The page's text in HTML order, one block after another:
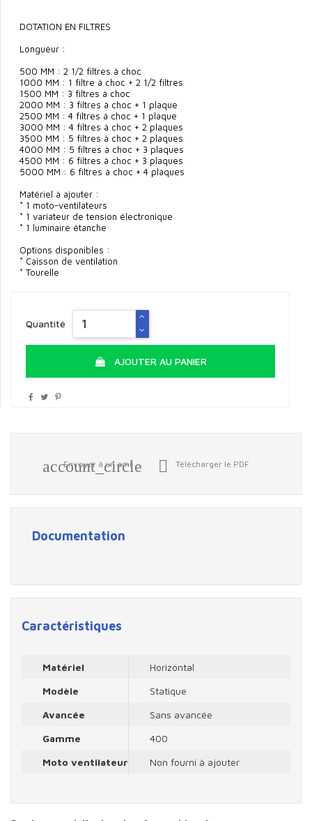
DOTATION EN FILTRES
Longueur :
500 MM : 2 1/2 filtres à choc
1000 MM : 1 filtre à choc + 2 1/2 filtres
1500 MM : 3 filtres à choc
2000 MM : 3 filtres à choc + 1 plaque
2500 MM : 4 filtres à choc + 1 plaque
3000 MM : 4 filtres à choc + 2 plaques
3500 MM : 5 filtres à choc + 2 plaques
4000 MM : 5 filtres à choc + 3 plaques
4500 MM : 6 filtres à choc + 3 plaques
5000 MM : 6 filtres à choc + 4 plaques
Matériel à ajouter :
* 1 moto-ventilateurs
* 1 variateur de tension électronique
* 1 luminaire étanche
Options disponibles :
* Caisson de ventilation
* Tourelle
Quantité
AJOUTER AU PANIER
account_circle
Envoyer à un ami  Télécharger le PDF
Documentation
Caractéristiques
Matériel
Horizontal
Modèle
Statique
Avancée
Sans avancée
Gamme
400
Moto ventilateur
Non fourni à ajouter